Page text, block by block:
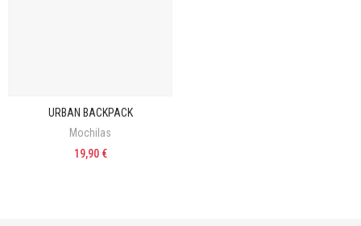
URBAN BACKPACK
Mochilas
19,90 €